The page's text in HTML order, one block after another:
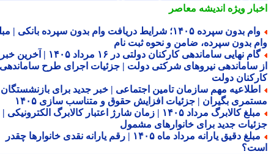
ویژهاندیشه معاصر
وام بدون سپرده ۱۴۰۵؛ شرایط دریافت وام بدون سپرده بانکی | مبلغ
بدون سپرده، ضامن و نحوه ثبت نام
گام نهایی ساماندهی کارکنان دولتی در ۱۶ مرداد ۱۴۰۵ | آخرین خبر
ساماندهی نیروهای شرکتی دولت | جزئیات اجرای طرح ساماندهی
دولت
مهم سازمان تامین اجتماعی | خبر جدید برای بازنشستگان و
بگیران | جزئیات افزایش حقوق و متناسب سازی ۱۴۰۵
مبلغ کالابرگ مرداد ۱۴۰۵ | زمان شارژ اعتبار کالابرگ الکترونیکی |
جدید برای خانوارهای مشمول
مبلغ دقیق یارانه مرداد ماه ۱۴۰۵ | رقم یارانه نقدی خانوارها چقدر